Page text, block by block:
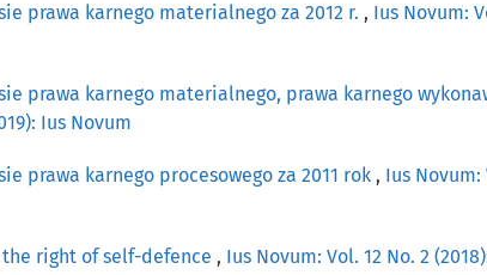
prawa karnego materialnego za 2012 r. , Ius Novum:
prawa karnego materialnego, prawa karnego
Ius Novum
prawa karnego procesowego za 2011 rok , Ius Novum:
right of self-defence , Ius Novum: Vol. 12 No. 2